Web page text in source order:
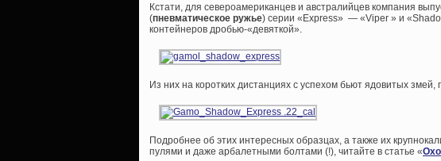
Кстати, для североамериканцев и австралийцев компания
(пневматическое ружье) серии «Express» — «Viper » и
контейнеров дробью-«девяткой».
Из них на коротких дистанциях с успехом бьют ядовитых
Подробнее об этих интересных образцах, а также их
пулями и даже арбалетными болтами (!), читайте в статье «